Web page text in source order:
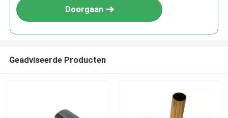
Doorgaan
Geadviseerde Producten